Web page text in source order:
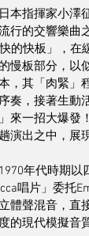
本指揮家小澤
行的交響樂曲
的快板」，在
慢板部分，以
，其「肉緊」
奏，接著生動
來一招大爆發
演出之中，展
年代時期以
唱片」委托
體聲混音，直
的現代模擬音